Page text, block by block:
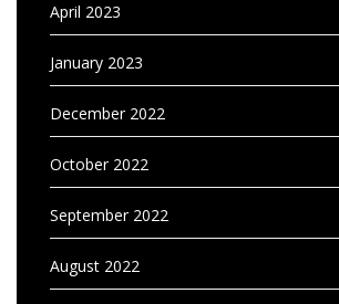
April 2023
January 2023
December 2022
October 2022
September 2022
August 2022